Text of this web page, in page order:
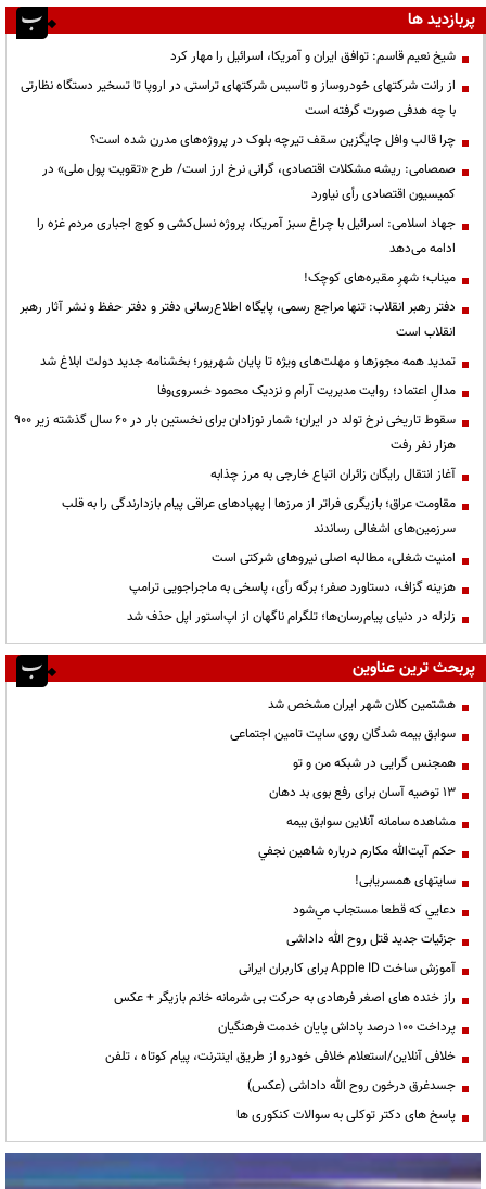
پربازدید ها
شیخ نعیم قاسم: توافق ایران و آمریکا، اسرائیل را مهار کرد
از رانت‌ شرکتهای خودروساز و تاسیس شرکتهای تراستی در اروپا تا تسخیر دستگاه نظارتی
با چه هدفی صورت گرفته است
چرا قالب وافل جایگزین سقف تیرچه بلوک در پروژه‌های مدرن شده است؟
صمصامی: ریشه مشکلات اقتصادی، گرانی نرخ ارز است/ طرح «تقویت پول ملی» در
کمیسیون اقتصادی رأی نیاورد
جهاد اسلامی: اسرائیل با چراغ سبز آمریکا، پروژه نسل‌کشی و کوچ اجباری مردم غزه را
ادامه می‌دهد
میناب؛ شهرِ مقبره‌های کوچک!
دفتر رهبر انقلاب: تنها مراجع رسمی، پایگاه اطلاع‌رسانی دفتر و دفتر حفظ و نشر آثار رهبر
انقلاب است
تمدید همه مجوزها و مهلت‌های ویژه تا پایان شهریور؛ بخشنامه جدید دولت ابلاغ شد
مدالِ اعتماد؛ روایت مدیریت آرام و نزدیک محمود خسروی‌وفا
سقوط تاریخی نرخ تولد در ایران؛ شمار نوزادان برای نخستین بار در ۶۰ سال گذشته زیر ۹۰۰
هزار نفر رفت
آغاز انتقال رایگان زائران اتباع خارجی به مرز چذابه
مقاومت عراق؛ بازیگری فراتر از مرزها | پهپادهای عراقی پیام بازدارندگی را به قلب
سرزمین‌های اشغالی رساندند
‌امنیت شغلی، مطالبه اصلی نیروهای شرکتی است
هزینه گزاف، دستاورد صفر؛ برگه رأی، پاسخی به ماجراجویی ترامپ
زلزله در دنیای پیام‌رسان‌ها؛ تلگرام ناگهان از اپ‌استور اپل حذف شد
پربحث ترین عناوین
هشتمین کلان شهر ایران مشخص شد
سوابق بیمه شدگان روی سایت تامین اجتماعی
همجنس گرایی در شبکه من و تو
13 توصیه آسان برای رفع بوی بد دهان
مشاهده سامانه آنلاين سوابق بیمه
حكم آيت‌الله مكارم درباره شاهين نجفي
سایتهای همسریابی!
دعايي كه قطعا مستجاب مي‌شود
جزئیات جدید قتل روح الله داداشی
آموزش ساخت Apple ID برای کاربران ایرانی
راز خنده های اصغر فرهادی به حرکت بی شرمانه خانم بازیگر + عکس
پرداخت ۱۰۰ درصد پاداش پایان خدمت فرهنگیان
خلافی آنلاین/استعلام خلافی خودرو از طریق اینترنت، پیام کوتاه ، تلفن
جسدغرق درخون روح الله داداشی (عکس)
پاسخ های دکتر توکلی به سوالات کنکوری ها